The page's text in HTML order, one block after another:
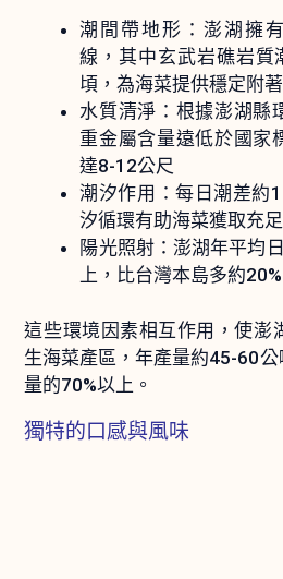
潮間帶地形：澎湖擁
線，其中玄武岩礁岩質
頃，為海菜提供穩定附
水質清淨：根據澎湖縣
重金屬含量遠低於國家
達8-12公尺
潮汐作用：每日潮差約
汐循環有助海菜獲取充
陽光照射：澎湖年平均
上，比台灣本島多約
這些環境因素相互作用，使澎
生海菜產區，年產量約45-60
量的70%以上。
獨特的口感與風味